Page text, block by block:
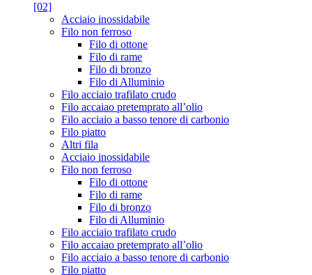
[02]
Acciaio inossidabile
Filo non ferroso
Filo di ottone
Filo di rame
Filo di bronzo
Filo di Alluminio
Filo acciaio trafilato crudo
Filo accaiao pretemprato all’olio
Filo acciaio a basso tenore di carbonio
Filo piatto
Altri fila
Acciaio inossidabile
Filo non ferroso
Filo di ottone
Filo di rame
Filo di bronzo
Filo di Alluminio
Filo acciaio trafilato crudo
Filo accaiao pretemprato all’olio
Filo acciaio a basso tenore di carbonio
Filo piatto